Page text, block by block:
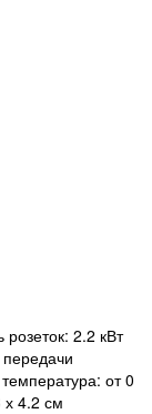
2.2 кВт
от 0
х 4.2 см